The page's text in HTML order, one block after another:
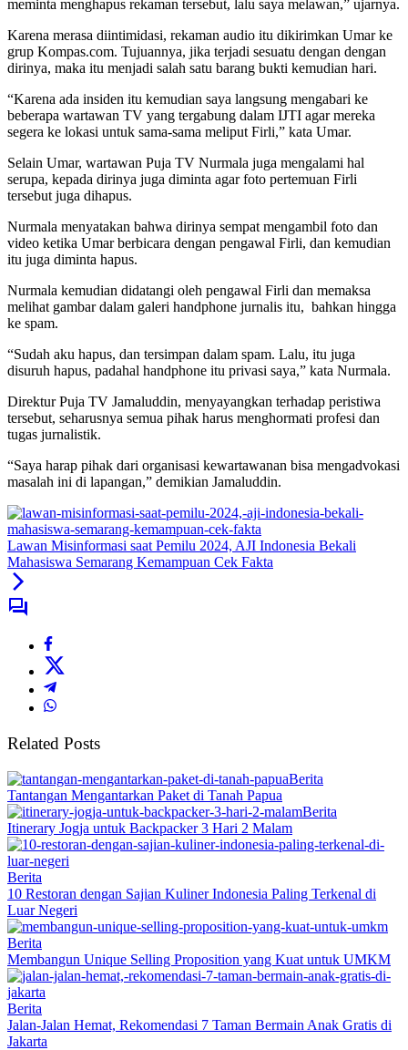
meminta menghapus rekaman tersebut, lalu saya melawan,” ujarnya.
Karena merasa diintimidasi, rekaman audio itu dikirimkan Umar ke
grup Kompas.com. Tujuannya, jika terjadi sesuatu dengan dengan
dirinya, maka itu menjadi salah satu barang bukti kemudian hari.
“Karena ada insiden itu kemudian saya langsung mengabari ke
beberapa wartawan TV yang tergabung dalam IJTI agar mereka
segera ke lokasi untuk sama-sama meliput Firli,” kata Umar.
Selain Umar, wartawan Puja TV Nurmala juga mengalami hal
serupa, kepada dirinya juga diminta agar foto pertemuan Firli
tersebut juga dihapus.
Nurmala menyatakan bahwa dirinya sempat mengambil foto dan
video ketika Umar berbicara dengan pengawal Firli, dan kemudian
itu juga diminta hapus.
Nurmala kemudian didatangi oleh pengawal Firli dan memaksa
melihat gambar dalam galeri handphone jurnalis itu, bahkan hingga
ke spam.
“Sudah aku hapus, dan tersimpan dalam spam. Lalu, itu juga
disuruh hapus, padahal handphone itu privasi saya,” kata Nurmala.
Direktur Puja TV Jamaluddin, menyayangkan terhadap peristiwa
tersebut, seharusnya semua pihak harus menghormati profesi dan
tugas jurnalistik.
“Saya harap pihak dari organisasi kewartawanan bisa mengadvokasi
masalah ini di lapangan,” demikian Jamaluddin.
Lawan Misinformasi saat Pemilu 2024, AJI Indonesia Bekali
Mahasiswa Semarang Kemampuan Cek Fakta
Related Posts
Berita
Tantangan Mengantarkan Paket di Tanah Papua
Berita
Itinerary Jogja untuk Backpacker 3 Hari 2 Malam
Berita
10 Restoran dengan Sajian Kuliner Indonesia Paling Terkenal di
Luar Negeri
Berita
Membangun Unique Selling Proposition yang Kuat untuk UMKM
Berita
Jalan-Jalan Hemat, Rekomendasi 7 Taman Bermain Anak Gratis di
Jakarta